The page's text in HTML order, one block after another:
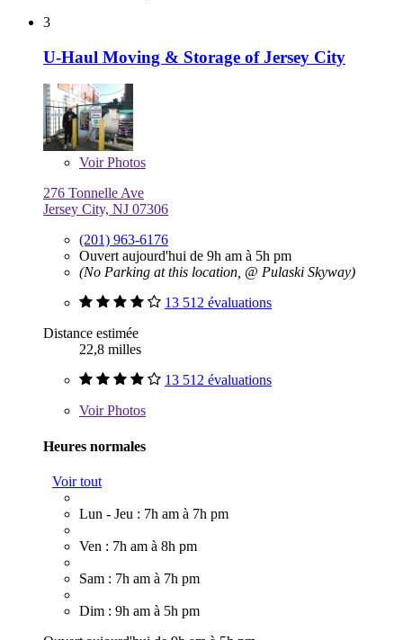
3
U-Haul Moving & Storage of Jersey City
VoirPhotos
276 Tonnelle Ave
Jersey City, NJ 07306
(201) 963-6176
Ouvert aujourd'hui de 9h am à 5h pm
(No Parking at this location, @ Pulaski Skyway)
13 512 évaluations
Distance estimée
22,8 milles
13 512 évaluations
VoirPhotos
Heures normales
Voir tout
Lun - Jeu : 7h am à 7h pm
Ven : 7h am à 8h pm
Sam : 7h am à 7h pm
Dim : 9h am à 5h pm